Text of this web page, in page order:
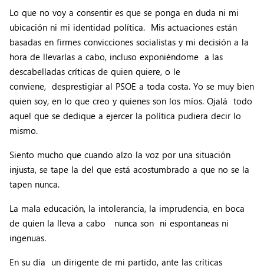
Lo que no voy a consentir es que se ponga en duda ni mi
ubicación ni mi identidad política. Mis actuaciones están
basadas en firmes convicciones socialistas y mi decisión a la
hora de llevarlas a cabo, incluso exponiéndome a las
descabelladas críticas de quien quiere, o le
conviene, desprestigiar al PSOE a toda costa. Yo se muy bien
quien soy, en lo que creo y quienes son los míos. Ojalá todo
aquel que se dedique a ejercer la política pudiera decir lo
mismo.
Siento mucho que cuando alzo la voz por una situación
injusta, se tape la del que está acostumbrado a que no se la
tapen nunca.
La mala educación, la intolerancia, la imprudencia, en boca
de quien la lleva a cabo nunca son ni espontaneas ni
ingenuas.
En su día un dirigente de mi partido, ante las críticas